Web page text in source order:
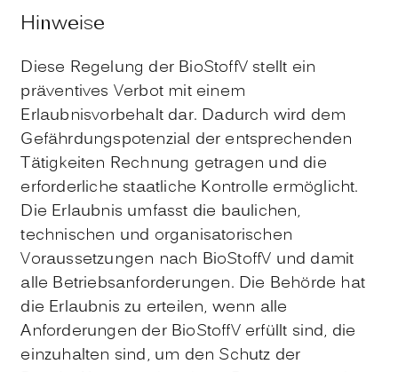
Hinweise
Diese Regelung der BioStoffV stellt ein
präventives Verbot mit einem
Erlaubnisvorbehalt dar. Dadurch wird dem
Gefährdungspotenzial der entsprechenden
Tätigkeiten Rechnung getragen und die
erforderliche staatliche Kontrolle ermöglicht.
Die Erlaubnis umfasst die baulichen,
technischen und organisatorischen
Voraussetzungen nach BioStoffV und damit
alle Betriebsanforderungen. Die Behörde hat
die Erlaubnis zu erteilen, wenn alle
Anforderungen der BioStoffV erfüllt sind, die
einzuhalten sind, um den Schutz der